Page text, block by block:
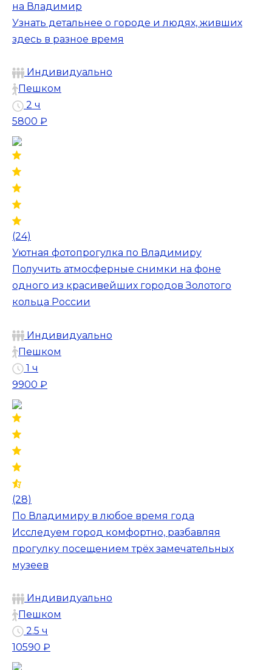
на Владимир
Узнать детальнее о городе и людях, живших
здесь в разное время
Индивидуально
Пешком
2 ч
5800 ₽
(24)
Уютная фотопрогулка по Владимиру
Получить атмосферные снимки на фоне
одного из красивейших городов Золотого
кольца России
Индивидуально
Пешком
1 ч
9900 ₽
(28)
По Владимиру в любое время года
Исследуем город комфортно, разбавляя
прогулку посещением трёх замечательных
музеев
Индивидуально
Пешком
2.5 ч
10590 ₽